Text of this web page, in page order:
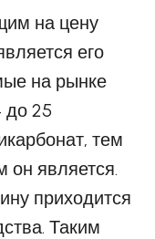
на цену
его
на рынке
до 25
тем
он является.
приходится
Таким